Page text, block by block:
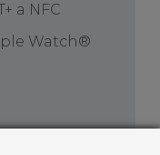
a NFC
Watch®